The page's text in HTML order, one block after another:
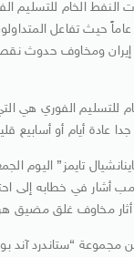
الخام للتسليم
مستوياتها منذ 18 عاماً حيث تفاعل
ومخاوف حدوث
للتسليم الفوري هي
عادة أيام أو أسابيع
تايمز” اليوم
أشار في خطابه إلى
أثار مخاوف غلق مضيق
“ستاندرد آند